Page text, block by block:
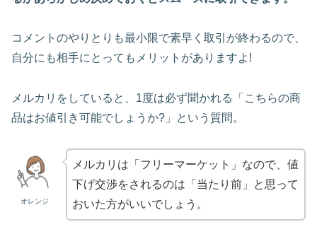
コメントのやりとりも最小限で素早く取引が終わるので、
自分にも相手にとってもメリットがありますよ!
メルカリをしていると、1度は必ず聞かれる「こちらの商
品はお値引き可能でしょうか?」という質問。
オレンジ
メルカリは「フリーマーケット」なので、値
下げ交渉をされるのは「当たり前」と思って
おいた方がいいでしょう。